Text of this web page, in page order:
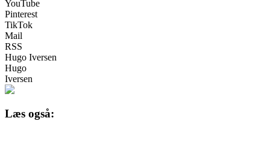
YouTube
Pinterest
TikTok
Mail
RSS
Hugo Iversen
Hugo
Iversen
Læs også: